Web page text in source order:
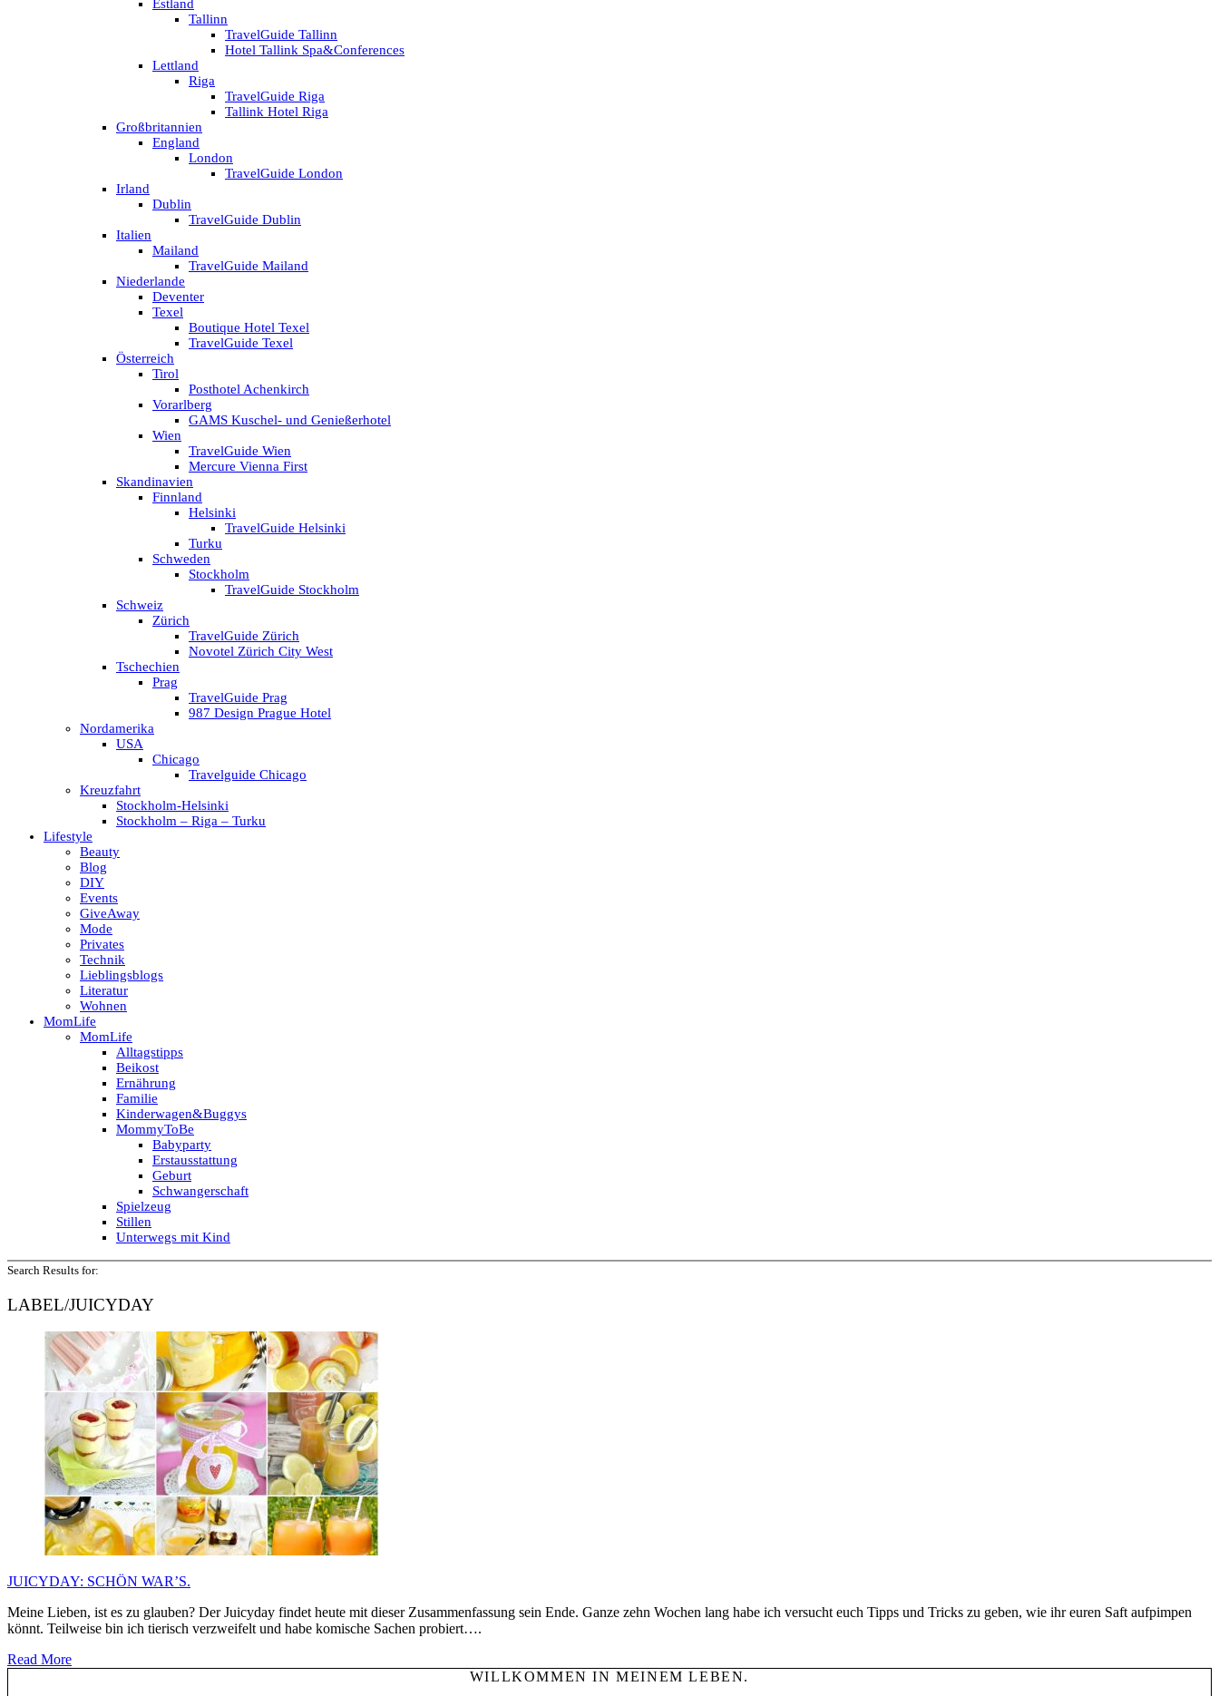
Estland
Tallinn
TravelGuide Tallinn
Hotel Tallink Spa&Conferences
Lettland
Riga
TravelGuide Riga
Tallink Hotel Riga
Großbritannien
England
London
TravelGuide London
Irland
Dublin
TravelGuide Dublin
Italien
Mailand
TravelGuide Mailand
Niederlande
Deventer
Texel
Boutique Hotel Texel
TravelGuide Texel
Österreich
Tirol
Posthotel Achenkirch
Vorarlberg
GAMS Kuschel- und Genießerhotel
Wien
TravelGuide Wien
Mercure Vienna First
Skandinavien
Finnland
Helsinki
TravelGuide Helsinki
Turku
Schweden
Stockholm
TravelGuide Stockholm
Schweiz
Zürich
TravelGuide Zürich
Novotel Zürich City West
Tschechien
Prag
TravelGuide Prag
987 Design Prague Hotel
Nordamerika
USA
Chicago
Travelguide Chicago
Kreuzfahrt
Stockholm-Helsinki
Stockholm – Riga – Turku
Lifestyle
Beauty
Blog
DIY
Events
GiveAway
Mode
Privates
Technik
Lieblingsblogs
Literatur
Wohnen
MomLife
MomLife
Alltagstipps
Beikost
Ernährung
Familie
Kinderwagen&Buggys
MommyToBe
Babyparty
Erstausstattung
Geburt
Schwangerschaft
Spielzeug
Stillen
Unterwegs mit Kind
Search Results for:
LABEL/JUICYDAY
JUICYDAY: SCHÖN WAR’S.
Meine Lieben, ist es zu glauben? Der Juicyday findet heute mit dieser Zusammenfassung sein Ende. Ganze zehn Wochen lang habe ich versucht euch Tipps und Tricks zu geben, wie ihr euren Saft aufpimpen
könnt. Teilweise bin ich tierisch verzweifelt und habe komische Sachen probiert….
Read More
WILLKOMMEN IN MEINEM LEBEN.